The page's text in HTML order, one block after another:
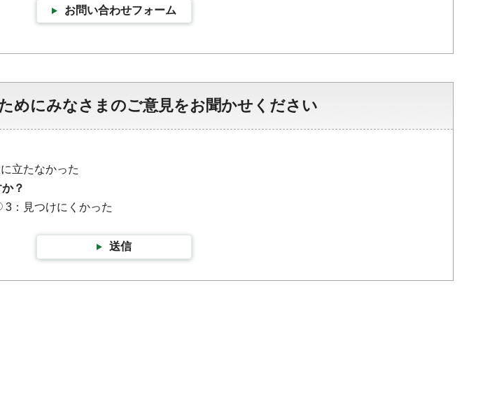
お問い合わせフォーム
めにみなさまのご意見をお聞かせください
立たなかった
？
3：見つけにくかった
送信